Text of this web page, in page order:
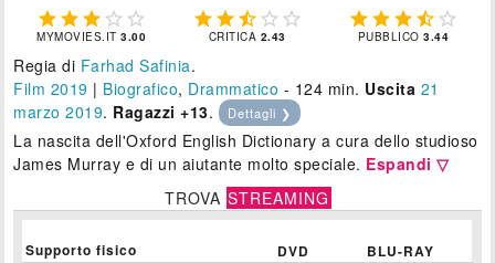
    
MYMOVIES.IT3.00
    
CRITICA 2.43
    
PUBBLICO3.44
Regia di Farhad Safinia.
Film 2019 | Biografico, Drammatico - 124 min. Uscita 21
marzo 2019. Ragazzi +13. Dettagli ❯
La nascita dell'Oxford English Dictionary a cura dello studioso
James Murray e di un aiutante molto speciale. Espandi ▽
TROVA STREAMING
Supporto fisico DVD BLU-RAY